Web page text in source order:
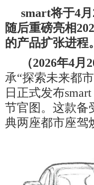
smart将于4月
随后重磅亮相
的产品扩张进程。
（2026年4月
承“探索未来都
日正式发布
节官图。这款备
典两座都市座驾